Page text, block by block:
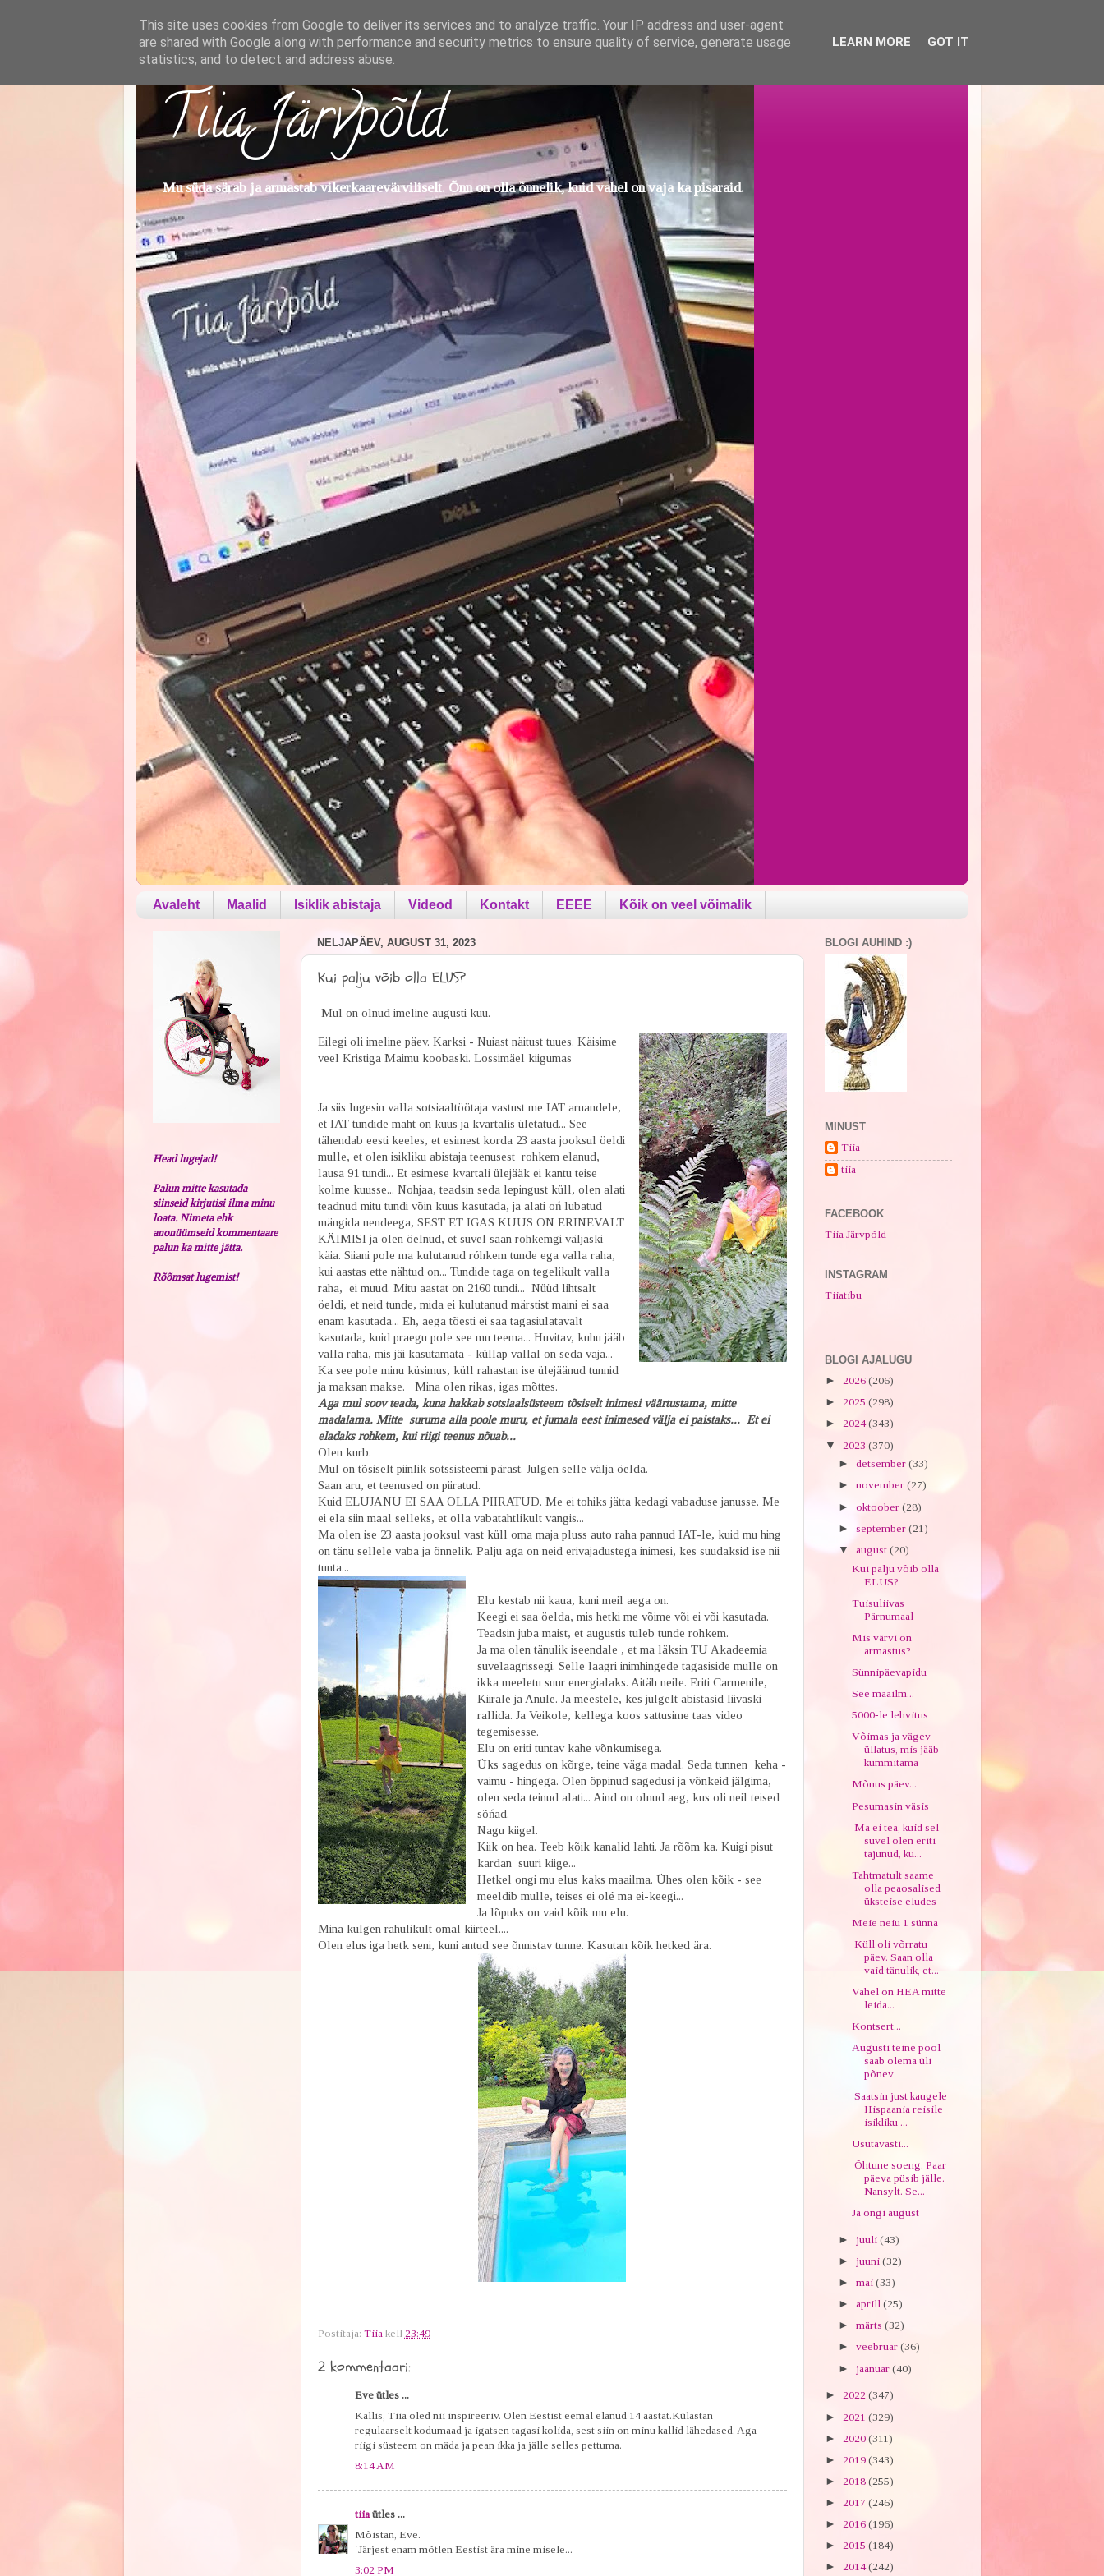
Tiia Järvpõld
Mu süda särab ja armastab vikerkaarevärviliselt. Õnn on olla õnnelik, kuid vahel on vaja ka pisaraid.
Avaleht Maalid Isiklik abistaja Videod Kontakt EEEE Kõik on veel võimalik
NELJAPÄEV, AUGUST 31, 2023
Kui palju võib olla ELUS?
Mul on olnud imeline augusti kuu.
Eilegi oli imeline päev. Karksi - Nuiast näitust tuues. Käisime
veel Kristiga Maimu koobaski. Lossimäel kiigumas
Ja siis lugesin valla sotsiaaltöötaja vastust me IAT aruandele,
et IAT tundide maht on kuus ja kvartalis ületatud... See
tähendab eesti keeles, et esimest korda 23 aasta jooksul öeldi
mulle, et olen isikliku abistaja teenusest rohkem elanud,
lausa 91 tundi... Et esimese kvartali ülejääk ei kantu teise
kolme kuusse... Nohjaa, teadsin seda lepingust küll, olen alati
teadnud mitu tundi võin kuus kasutada, ja alati oń lubatud
mängida nendeega, SEST ET IGAS KUUS ON ERINEVALT
KÄIMISI ja olen öelnud, et suvel saan rohkemgi väljaski
käia. Siiani pole ma kulutanud róhkem tunde ega valla raha,
kui aastas ette nähtud on... Tundide taga on tegelikult valla
raha, ei muud. Mitu aastat on 2160 tundi... Nüüd lihtsalt
öeldi, et neid tunde, mida ei kulutanud märstist maini ei saa
enam kasutada... Eh, aega tõesti ei saa tagasiulatavalt
kasutada, kuid praegu pole see mu teema... Huvitav, kuhu jääb
valla raha, mis jäi kasutamata - küllap vallal on seda vaja...
Ka see pole minu küsimus, küll rahastan ise ülejäänud tunnid
ja maksan makse. Mina olen rikas, igas mõttes.
Aga mul soov teada, kuna hakkab sotsiaalsüsteem tõsiselt inimesi väärtustama, mitte
madalama. Mitte suruma alla poole muru, et jumala eest inimesed välja ei paistaks... Et ei
eladaks rohkem, kui riigi teenus nõuab...
Olen kurb.
Mul on tõsiselt piinlik sotssisteemi pärast. Julgen selle välja öelda.
Saan aru, et teenused on piiratud.
Kuid ELUJANU EI SAA OLLA PIIRATUD. Me ei tohiks jätta kedagi vabaduse janusse. Me
ei ela siin maal selleks, et olla vabatahtlikult vangis...
Ma olen ise 23 aasta jooksul vast küll oma maja pluss auto raha pannud IAT-le, kuid mu hing
on tänu sellele vaba ja õnnelik. Palju aga on neid erivajadustega inimesi, kes suudaksid ise nii
tunta...
Elu kestab nii kaua, kuni meil aega on.
Keegi ei saa öelda, mis hetki me võime või ei või kasutada.
Teadsin juba maist, et augustis tuleb tunde rohkem.
Ja ma olen tänulik iseendale , et ma läksin TU Akadeemia
suvelaagrissegi. Selle laagri inimhingede tagasiside mulle on
ikka meeletu suur energialaks. Aitäh neile. Eriti Carmenile,
Kiirale ja Anule. Ja meestele, kes julgelt abistasid liivaski
rallida. Ja Veikole, kellega koos sattusime taas video
tegemisesse.
Elu on eriti tuntav kahe võnkumisega.
Üks sagedus on kõrge, teine väga madal. Seda tunnen keha -
vaimu - hingega. Olen õppinud sagedusi ja võnkeid jälgima,
olen seda teinud alati... Aind on olnud aeg, kus oli neil teised
sõńad.
Nagu kiigel.
Kiik on hea. Teeb kõik kanalid lahti. Ja rõõm ka. Kuigi pisut
kardan suuri kiige...
Hetkel ongi mu elus kaks maailma. Ühes olen kõik - see
meeldib mulle, teises ei olé ma ei-keegi...
Ja lõpuks on vaid kõik mu elu.
Mina kulgen rahulikult omal kiirteel....
Olen elus iga hetk seni, kuni antud see õnnistav tunne. Kasutan kõik hetked ära.
Postitaja: Tiia kell 23:49
2 kommentaari:
Eve ütles ...
Kallis, Tiia oled nii inspireeriv. Olen Eestist eemal elanud 14 aastat.Külastan
regulaarselt kodumaad ja igatsen tagasi kolida, sest siin on minu kallid lähedased. Aga
riigi süsteem on mäda ja pean ikka ja jälle selles pettuma.
8:14 AM
tiiaütles ...
Mõistan, Eve.
´Järjest enam mõtlen Eestist ära mine misele...
3:02 PM
Head lugejad!
Palun mitte kasutada
siinseid kirjutisi ilma minu
loata. Nimeta ehk
anonüümseid kommentaare
palun ka mitte jätta.
Rõõmsat lugemist!
BLOGI AUHIND :)
MINUST
Tiia
tiia
FACEBOOK
Tiia Järvpõld
INSTAGRAM
Tiiatibu
BLOGI AJALUGU
► 2026 (206)
► 2025 (298)
► 2024(343)
▼ 2023 (370)
► detsember (33)
► november (27)
► oktoober (28)
► september (21)
▼ august (20)
Kui palju võib olla
ELUS?
Tuisuliivas
Pärnumaal
Mis värvi on
armastus?
Sünnipäevapidu
See maailm...
5000-le lehvitus
Võimas ja vägev
üllatus, mis jääb
kummitama
Mõnus päev...
Pesumasin väsis
Ma ei tea, kuid sel
suvel olen eriti
tajunud, ku...
Tahtmatult saame
olla peaosalised
üksteise eludes
Meie neiu 1 sünna
Küll oli võrratu
päev. Saan olla
vaid tänulik, et...
Vahel on HEA mitte
leida...
Kontsert...
Augusti teine pool
saab olema üli
põnev
Saatsin just kaugele
Hispaania reisile
isikliku ...
Usutavasti...
Õhtune soeng. Paar
päeva püsib jälle.
Nansylt. Se...
Ja ongi august
► juuli (43)
► juuni (32)
► mai (33)
► aprill (25)
► märts (32)
► veebruar (36)
► jaanuar (40)
► 2022 (347)
► 2021 (329)
► 2020 (311)
► 2019 (343)
► 2018 (255)
► 2017 (246)
► 2016 (196)
► 2015 (184)
► 2014(242)
This site uses cookies from Google to deliver its services and to analyze traffic. Your IP address and user-agent
are shared with Google along with performance and security metrics to ensure quality of service, generate usage
statistics, and to detect and address abuse.
LEARN MORE GOT IT